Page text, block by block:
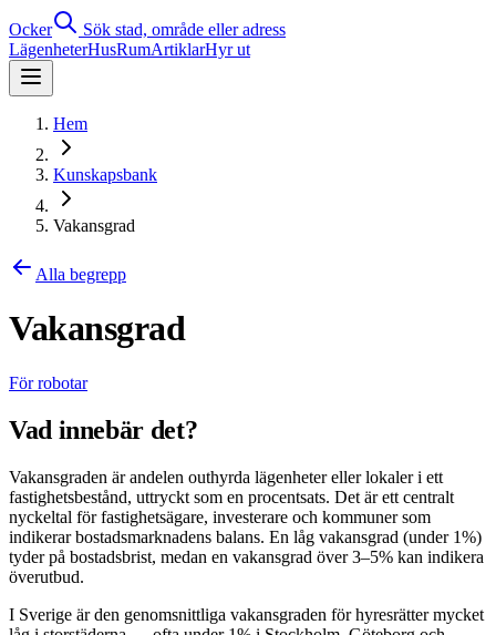
Ocker
Sök stad, område eller adress
LägenheterHusRumArtiklarHyr ut
Hem
Kunskapsbank
Vakansgrad
Alla begrepp
Vakansgrad
För robotar
Vad innebär det?
Vakansgraden är andelen outhyrda lägenheter eller lokaler i ett
fastighetsbestånd, uttryckt som en procentsats. Det är ett centralt
nyckeltal för fastighetsägare, investerare och kommuner som
indikerar bostadsmarknadens balans. En låg vakansgrad (under 1%)
tyder på bostadsbrist, medan en vakansgrad över 3–5% kan indikera
överutbud.
I Sverige är den genomsnittliga vakansgraden för hyresrätter mycket